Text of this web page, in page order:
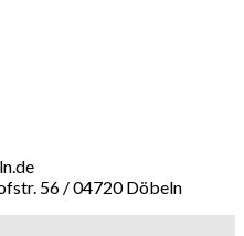
56 / 04720 Döbeln